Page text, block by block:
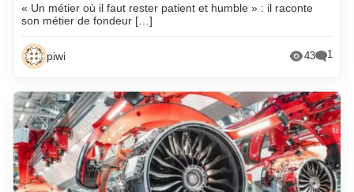
« Un métier où il faut rester patient et humble » : il raconte
son métier de fondeur […]
piwi 43 1